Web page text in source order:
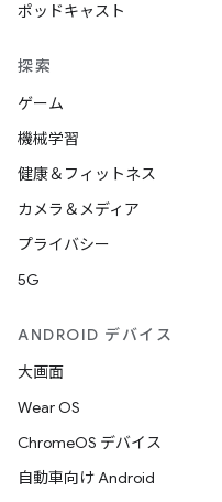
ポッドキャスト
探索
ゲーム
機械学習
健康＆フィットネス
カメラ＆メディア
プライバシー
5G
ANDROID デバイス
大画面
Wear OS
ChromeOS デバイス
自動車向け Android